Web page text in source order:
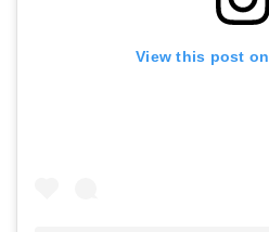
View this post